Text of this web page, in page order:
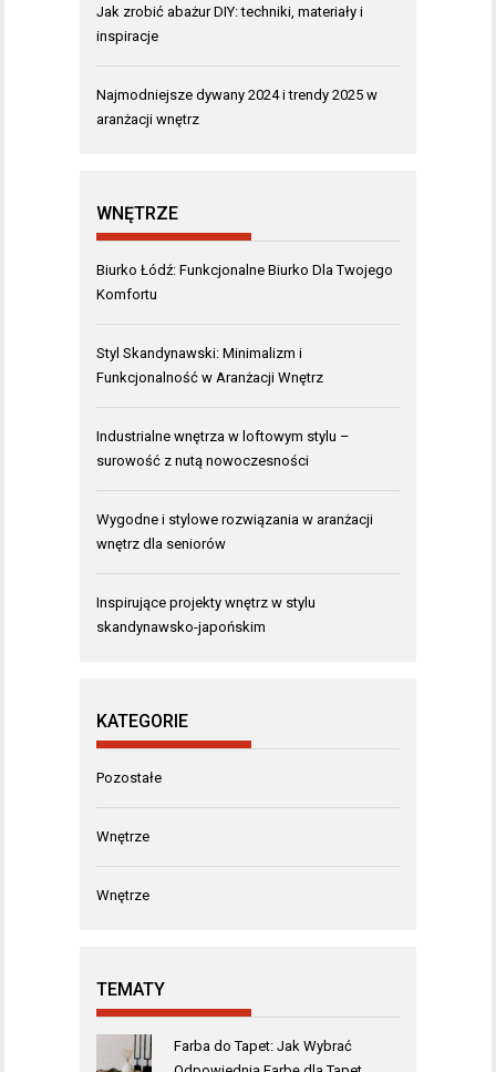
Jak zrobić abażur DIY: techniki, materiały i
inspiracje
Najmodniejsze dywany 2024 i trendy 2025 w
aranżacji wnętrz
WNĘTRZE
Biurko Łódź: Funkcjonalne Biurko Dla Twojego
Komfortu
Styl Skandynawski: Minimalizm i
Funkcjonalność w Aranżacji Wnętrz
Industrialne wnętrza w loftowym stylu –
surowość z nutą nowoczesności
Wygodne i stylowe rozwiązania w aranżacji
wnętrz dla seniorów
Inspirujące projekty wnętrz w stylu
skandynawsko-japońskim
KATEGORIE
Pozostałe
Wnętrze
Wnętrze
TEMATY
Farba do Tapet: Jak Wybrać